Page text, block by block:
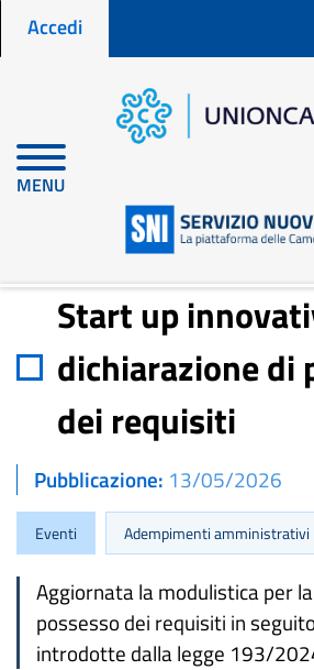
Menu profilo utente
Accedi
MENU
Home
Start up innovative: dichiarazione di
Start up
dichiarazione di
dei requisiti
Pubblicazione 13/05/2026
Eventi Adempimenti amministrativi
Aggiornata la modulistica per
possesso dei requisiti in
introdotte dalla legge 193/